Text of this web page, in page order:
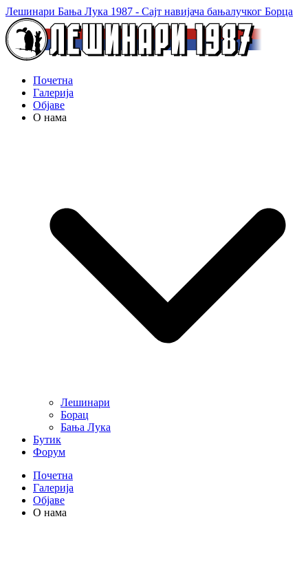
Лешинари Бања Лука 1987 - Сајт навијача бањалучког Борца
Почетна
Галерија
Објаве
О нама
Лешинари
Борац
Бања Лука
Бутик
Форум
Почетна
Галерија
Објаве
О нама